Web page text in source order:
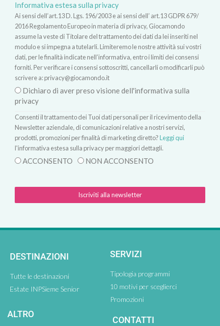
Informativa estesa sulla privacy
Ai sensi dell’art.13 D. Lgs. 196/2003 e ai sensi dell’ art.13 GDPR 679/
2016 Regolamento Europeo in materia di privacy, Giocamondo
assume la veste di Titolare del trattamento dei dati da lei inseriti nel
modulo e si impegna a tutelarli. Limiteremo le nostre attività sui vostri
dati, per le finalità indicate nell’informativa, entro i limiti dei consensi
forniti. Per verificare i consensi sottoscritti, cancellarli o modificarli può
scrivere a:privacy@giocamondo.it
Dichiaro di aver preso visione dell'informativa sulla
privacy
Consenti il trattamento dei Tuoi dati personali per il ricevimento della
Newsletter aziendale, di comunicazioni relative a nostri servizi,
prodotti, promozioni per finalità di marketing diretto?Leggi qui
l'informativa estesa sulla privacy per maggiori dettagli.
ACCONSENTO NON ACCONSENTO
Iscriviti alla newsletter
DESTINAZIONI
Tutte le destinazioni
Estate INPSieme Senior
SERVIZI
Tipologia programmi
10 motivi per sceglierci
Promozioni
ALTRO
CONTATTI